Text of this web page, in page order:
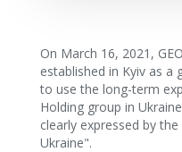
On March 16, 2021,
established in Kyiv as
to use the long-term
Holding group in
clearly expressed by
Ukraine".